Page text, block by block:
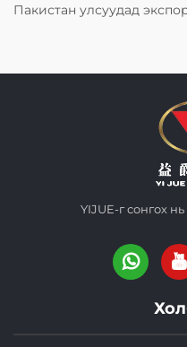
Пакистан улсуудад
YIJUE-г сонгох